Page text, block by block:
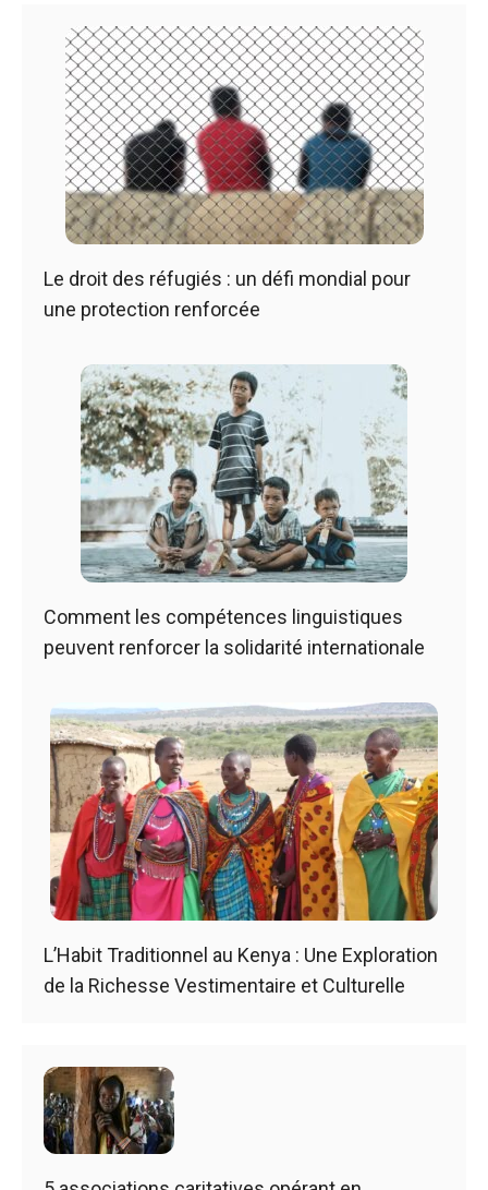
Le droit des réfugiés : un défi mondial pour
une protection renforcée
Comment les compétences linguistiques
peuvent renforcer la solidarité internationale
L’Habit Traditionnel au Kenya : Une Exploration
de la Richesse Vestimentaire et Culturelle